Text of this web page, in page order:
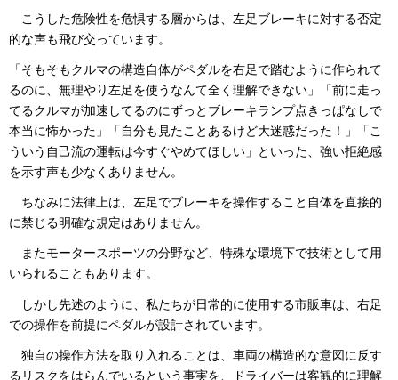
こうした危険性を危惧する層からは、左足ブレーキに対する否定
的な声も飛び交っています。
「そもそもクルマの構造自体がペダルを右足で踏むように作られて
るのに、無理やり左足を使うなんて全く理解できない」「前に走っ
てるクルマが加速してるのにずっとブレーキランプ点きっぱなしで
本当に怖かった」「自分も見たことあるけど大迷惑だった！」「こ
ういう自己流の運転は今すぐやめてほしい」といった、強い拒絶感
を示す声も少なくありません。
ちなみに法律上は、左足でブレーキを操作すること自体を直接的
に禁じる明確な規定はありません。
またモータースポーツの分野など、特殊な環境下で技術として用
いられることもあります。
しかし先述のように、私たちが日常的に使用する市販車は、右足
での操作を前提にペダルが設計されています。
独自の操作方法を取り入れることは、車両の構造的な意図に反す
るリスクをはらんでいるという事実を、ドライバーは客観的に理解